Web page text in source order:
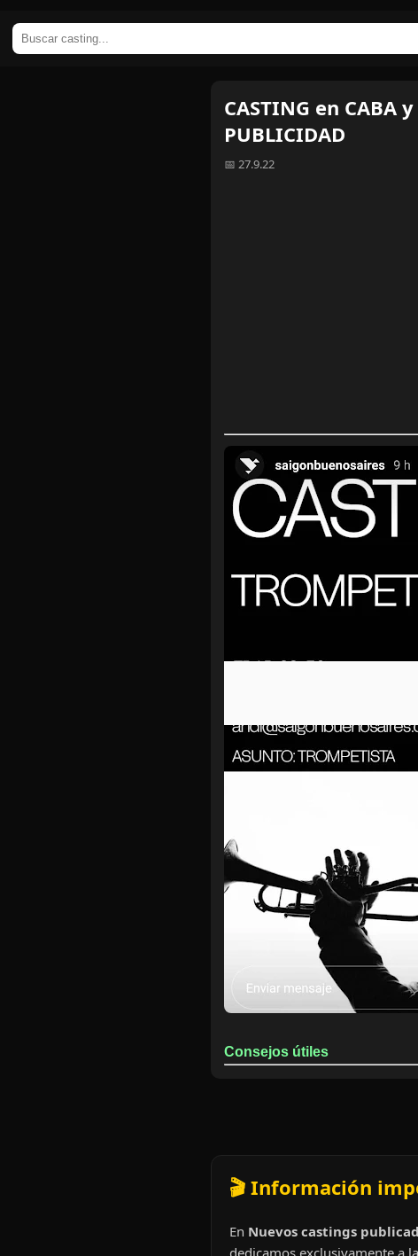
CASTING en CABA
PUBLICIDAD
📅 27.9.22
Consejos útiles
🎬 Información
En Nuevos castings
dedicamos exclusivamente a la